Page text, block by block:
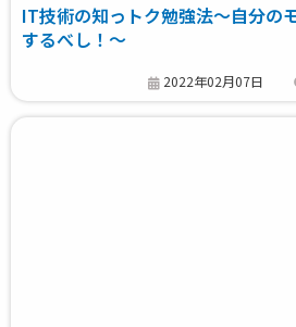
IT技術の知っトク勉強法～自分の
するべし！～
2022年02月07日